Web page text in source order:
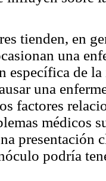
tienden, en
una
específica de
una
factores
médicos
presentación
podría